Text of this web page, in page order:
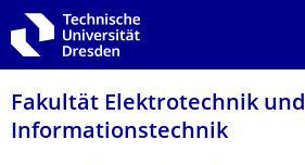
Zur Hauptnavigation springen
Zur Suche springen
Zum Inhalt springen
Fakultät Elektrotechnik und
Informationstech­nik